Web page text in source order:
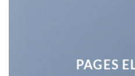
PAGES